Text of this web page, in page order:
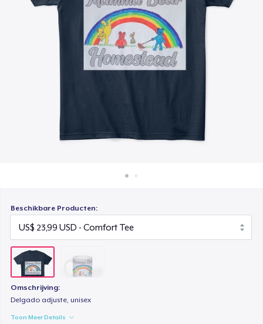
Verkoop overal
Verkoop alles
Beschikbare Producten:
Omschrijving:
Delgado adjuste, unisex
Toon Meer Details